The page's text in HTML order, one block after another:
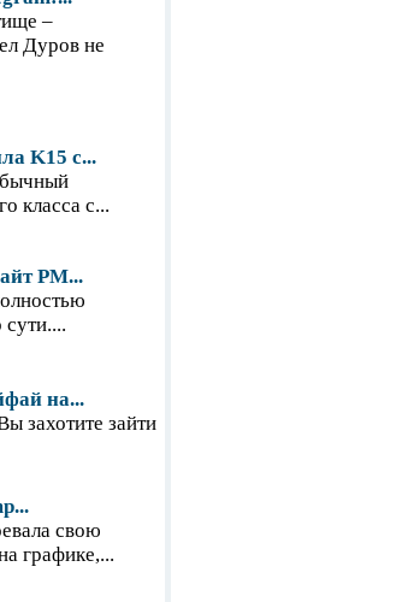
–
Дуров не
K15 с...
класса с...
PM...
сути....
на...
захотите зайти
свою
графике,...